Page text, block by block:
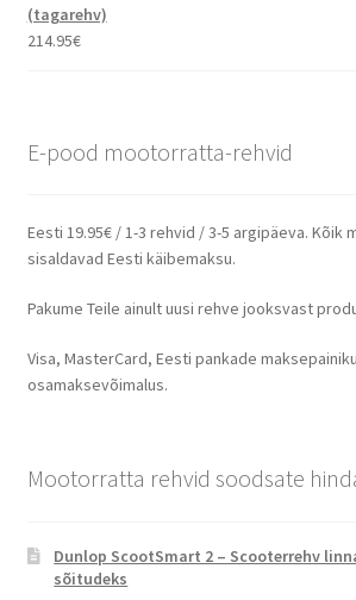
(tagarehv)
214.95€
E-pood mootorratta-rehvid
Eesti 19.95€ / 1-3 rehvid / 3-5 argipäeva. Kõik
sisaldavad Eesti käibemaksu.
Pakume Teile ainult uusi rehve jooksvast
Visa, MasterCard, Eesti pankade
osamaksevõimalus.
Mootorratta rehvid soodsate
Dunlop ScootSmart 2 – Scooterrehv
sõitudeks